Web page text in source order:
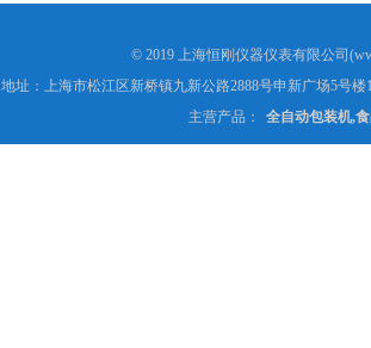
© 2019 上海恒刚仪器仪表有限公司
地址：上海市松江区新桥镇九新公路2888号申新广场5号楼
主营产品：
全自动包装机,